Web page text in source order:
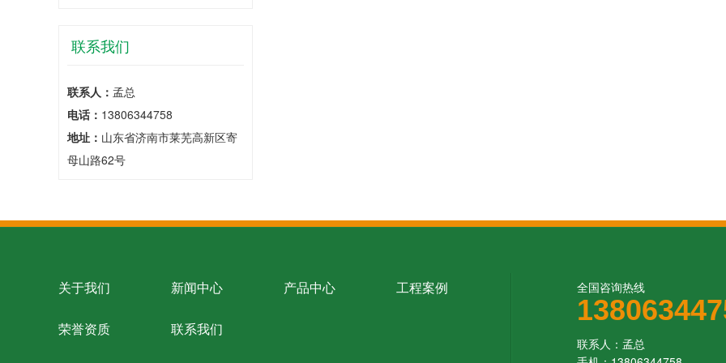
联系我们
联系人： 孟总
电话： 13806344758
地址： 山东省济南市莱芜高新区寄
母山路62号
关于我们 新闻中心 产品中心 工程案例
荣誉资质 联系我们
全国咨询热线
联系人：孟总‬